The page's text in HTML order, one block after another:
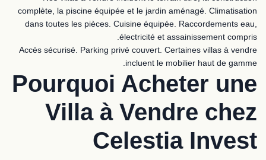
complète, la piscine équipée et le jardin aménagé. Climatisation
dans toutes les pièces. Cuisine équipée. Raccordements eau,
électricité et assainissement compris.
Accès sécurisé. Parking privé couvert. Certaines villas à vendre
incluent le mobilier haut de gamme.
Pourquoi Acheter une
Villa à Vendre chez
Celestia Invest